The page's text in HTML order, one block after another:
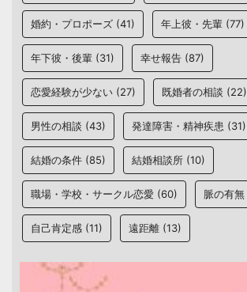
婚約・プロポーズ (41) 年上彼・先輩 (77)
年下彼・後輩 (31) 幸せ報告 (87)
恋愛経験が少ない (27) 既婚者の相談 (22)
男性の相談 (43) 発達障害・精神疾患 (31)
結婚の条件 (85) 結婚相談所 (10)
職場・学校・サークル恋愛 (60) 脈の有無
自己肯定感 (11) 遠距離 (13)